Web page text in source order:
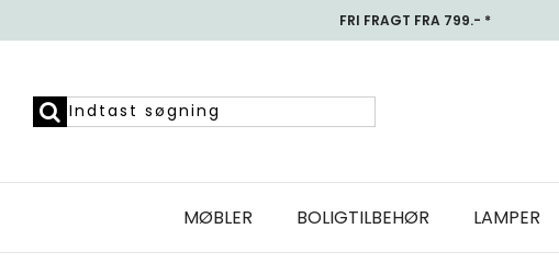
FRI FRAGT FRA 799.- *
MØBLER BOLIGTILBEHØR LAMPER